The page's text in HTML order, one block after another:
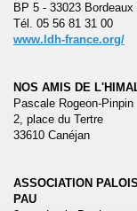
BP 5 - 33023 Bordeaux
Tél. 05 56 81 31 00
www.ldh-france.org/
NOS AMIS DE
Pascale Rogeon-Pinpin
2, place du Tertre
33610 Canéjan
ASSOCIATION
PAU